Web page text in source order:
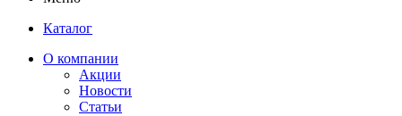
Каталог
О компании
Акции
Новости
Статьи